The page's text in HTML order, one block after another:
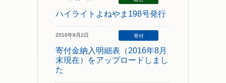
ハイライトよねやま198号発行
2016年9月2日 寄付
寄付金納入明細表（2016年8月
末現在）をアップロードしまし
た